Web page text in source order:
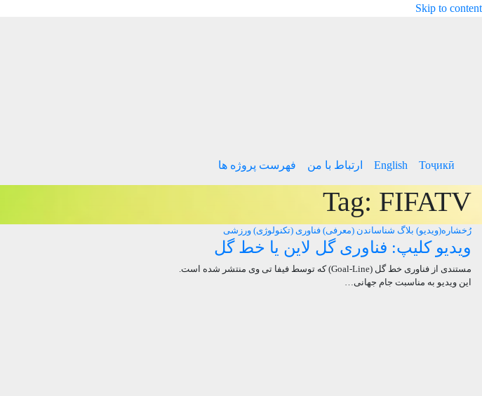
Skip to content
Тоҷикӣ
English ارتباط با من فهرست پروژه ها
Tag: FIFATV
رُخشاره(ویدیو) بلاگ شناساندن (معرفی) فناوری (تکنولوژی) ورزشی
ویدیو کلیپ: فناوری گل لاین یا خط گل
مستندی از فناوری خط گل (Goal-Line) که توسط فیفا تی وی منتشر شده است.
این ویدیو به مناسبت جام جهانی…